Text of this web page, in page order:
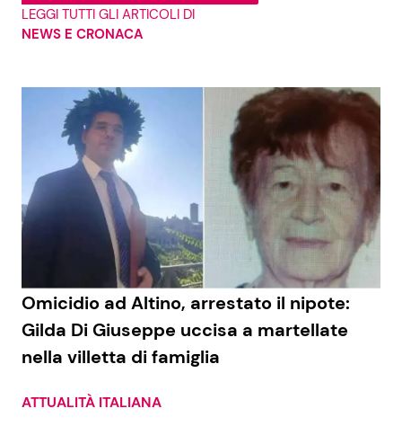
LEGGI TUTTI GLI ARTICOLI DI
NEWS E CRONACA
Omicidio ad Altino, arrestato il nipote:
Gilda Di Giuseppe uccisa a martellate
nella villetta di famiglia
ATTUALITÀ ITALIANA